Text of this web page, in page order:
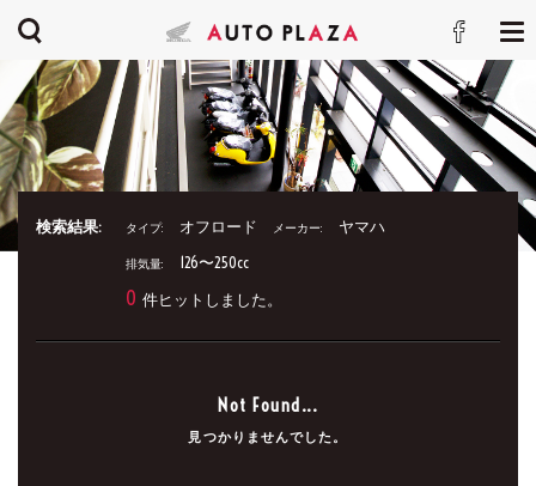
検索結果: タイプ: オフロード メーカー: ヤマハ
排気量: 126〜250cc
0 件ヒットしました。
Not Found...
見つかりませんでした。